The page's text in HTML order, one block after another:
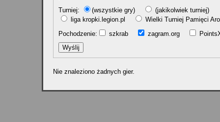
Turniej:
(wszystkie gry)
(jakikolwiek turniej)
liga kropki.legion.pl
Wielki Turniej Pamięci
Pochodzenie:
szkrab zagram.org
Nie znaleziono żadnych gier.